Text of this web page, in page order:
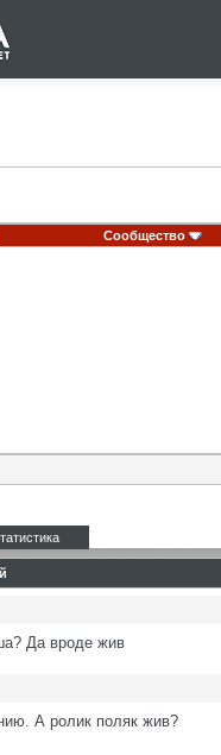
Сообщество
Да вроде жив
А ролик поляк жив?